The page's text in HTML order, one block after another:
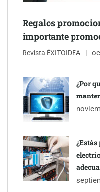
impermeabilización de las
Servimudanzas supera las
mudanzas en Barcelona
Regalos
importante
Revista ÉXITOIDEA
¿Por